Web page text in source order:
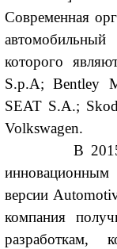
Современная
которого
S.p.A; Bentley
SEAT S.A.;
Volkswagen.
В 2015
инновационным
версии
компания
разработкам,